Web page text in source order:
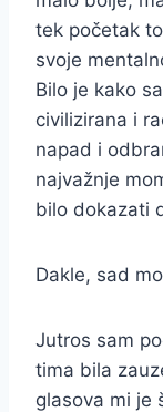
tek početak
svoje
Bilo je kako
civilizirana i
napad i
najvažnje
bilo dokazati
Dakle, sad
Jutros sam
tima bila
glasova mi je